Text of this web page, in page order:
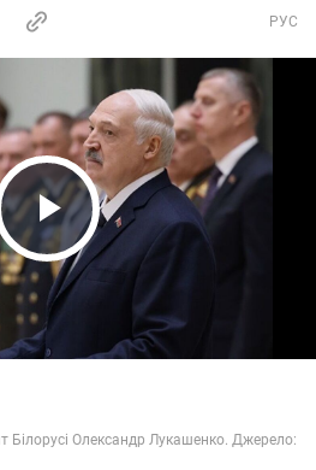
РУС
Play Video